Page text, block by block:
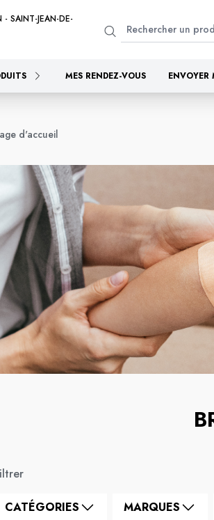
- SAINT-JEAN-DE-
MES RENDEZ-VOUS ENVOYER
d'accueil
CATÉGORIES MARQUES